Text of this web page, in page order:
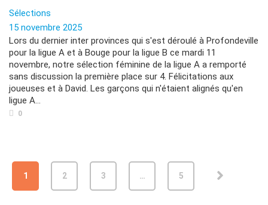
Sélections
15 novembre 2025
Lors du dernier inter provinces qui s'est déroulé à Profondeville
pour la ligue A et à Bouge pour la ligue B ce mardi 11
novembre, notre sélection féminine de la ligue A a remporté
sans discussion la première place sur 4. Félicitations aux
joueuses et à David. Les garçons qui n'étaient alignés qu'en
ligue A...
0
1 2 3 … 5